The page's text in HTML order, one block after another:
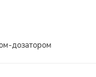
дозатором